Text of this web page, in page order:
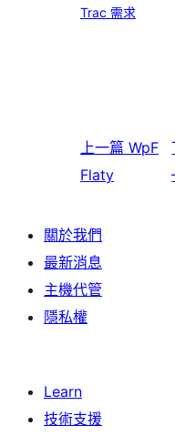
Trac 需求
上一篇 WpF
Flaty
關於我們
最新消息
主機代管
隱私權
Learn
技術支援